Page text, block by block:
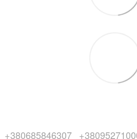
+380685846307